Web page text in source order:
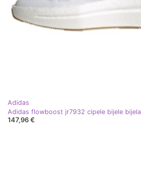
Adidas
Adidas flowboost jr7932 cipele bijele bijela
147,96 €